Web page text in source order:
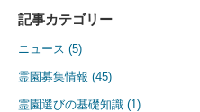
記事カテゴリー
カテゴリー
ニュース (5)
霊園募集情報 (45)
霊園選びの基礎知識 (1)